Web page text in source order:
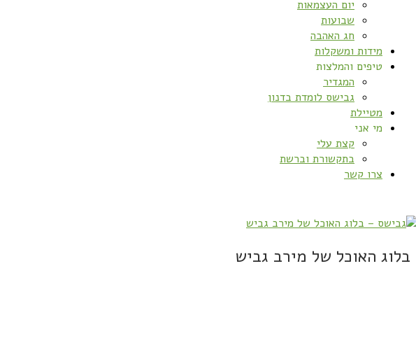
יום העצמאות
שבועות
חג האהבה
מידות ומשקלות
טיפים והמלצות
המגדיר
גבישס לומדת בדנון
מטיילת
מי אני
קצת עלי
בתקשורת וברשת
צרו קשר
בלוג האוכל של מירב גביש